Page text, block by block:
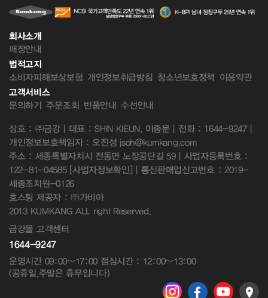
회사소개
매장안내
법적고지
소비자피해보상보험 개인정보취급방침 청소년보호정책 이용약관
고객서비스
문의하기 주문조회 반품안내 수선안내
상호 : ㈜금강 | 대표 : SHIN KIEUN, 이종문 | 전화 : 1644-9247 |
개인정보보호책임자 : 오진성 jsoh@kumkang.com
주소 : 세종특별자치시 전동면 노장공단길 59 | 사업자등록번호 :
122-81-04585 [사업자정보확인] | 통신판매업신고번호 : 2019-
세종조치원-0126
호스팅 제공자 : ㈜가비아
2013 KUMKANG ALL right Reserved.
금강몰 고객센터
1644-9247
운영시간 09:00~17:00 점심시간 : 12:00~13:00
(공휴일,주말은 휴무입니다)